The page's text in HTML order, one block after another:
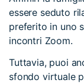
essere seduto
preferito in uno
incontri Zoom.
Tuttavia, puoi
sfondo virtuale